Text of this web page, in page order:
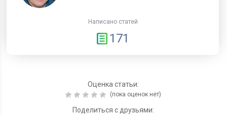
Написано статей
171
Оценка статьи:
(пока оценок нет)
Поделиться с друзьями: